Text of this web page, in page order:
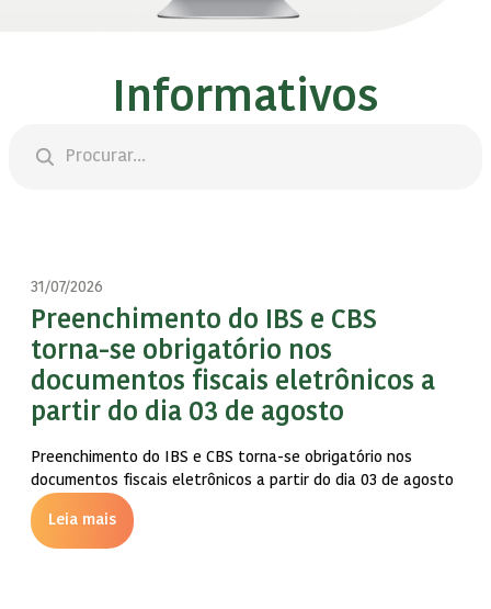
Informativos
31/07/2026
Preenchimento do IBS e CBS
torna-se obrigatório nos
documentos fiscais eletrônicos a
partir do dia 03 de agosto
Preenchimento do IBS e CBS torna-se obrigatório nos
documentos fiscais eletrônicos a partir do dia 03 de agosto
Leia mais